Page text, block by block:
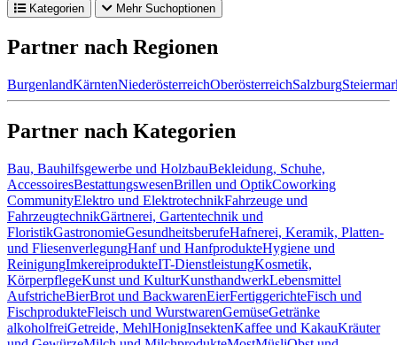
Kategorien Mehr Suchoptionen
Partner nach Regionen
BurgenlandKärntenNiederösterreichOberösterreichSalzburg
Partner nach Kategorien
Bau, Bauhilfsgewerbe und HolzbauBekleidung, Schuhe,
AccessoiresBestattungswesenBrillen und OptikCoworking
CommunityElektro und ElektrotechnikFahrzeuge und
FahrzeugtechnikGärtnerei, Gartentechnik und
FloristikGastronomieGesundheitsberufeHafnerei, Keramik, Platten-
und FliesenverlegungHanf und HanfprodukteHygiene und
ReinigungImkereiprodukteIT-DienstleistungKosmetik,
KörperpflegeKunst und KulturKunsthandwerkLebensmittel
AufstricheBierBrot und BackwarenEierFertiggerichteFisch und
FischprodukteFleisch und WurstwarenGemüseGetränke
alkoholfreiGetreide, MehlHonigInsektenKaffee und KakauKräuter